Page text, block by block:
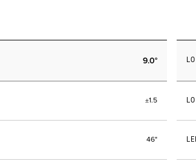
9.0°
±1.5
46"